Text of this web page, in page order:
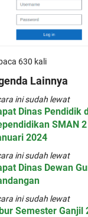
630 kali
Lainnya
ini sudah lewat
Dinas Pendidik
SMAN
2024
ini sudah lewat
Dinas Dewan
ini sudah lewat
Semester Ganjil